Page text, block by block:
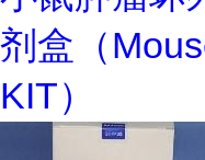
剂盒（
KIT）